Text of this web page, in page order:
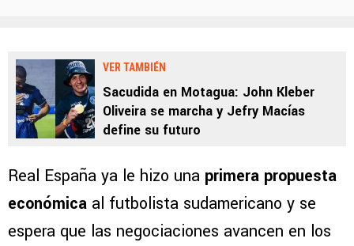
VER TAMBIÉN
Sacudida en Motagua: John Kleber
Oliveira se marcha y Jefry Macías
define su futuro
Real España ya le hizo una primera propuesta
económica al futbolista sudamericano y se
espera que las negociaciones avancen en los